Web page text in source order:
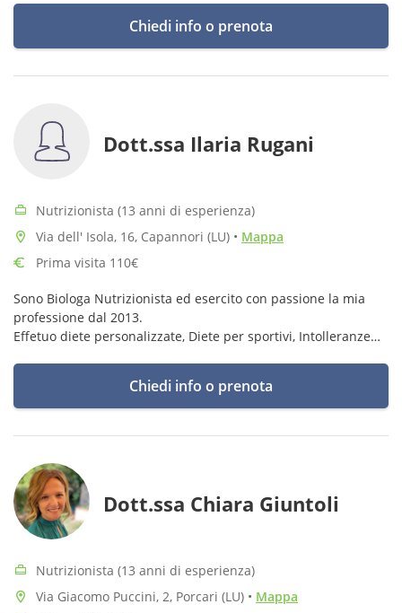
Chiedi info o prenota
Dott.ssa Ilaria Rugani
Nutrizionista (13 anni di esperienza)
Via dell' Isola, 16, Capannori (LU) • Mappa
Prima visita 110€
Sono Biologa Nutrizionista ed esercito con passione la mia
professione dal 2013.
Effetuo diete personalizzate, Diete per sportivi, Intolleranze
Chiedi info o prenota
Dott.ssa Chiara Giuntoli
Nutrizionista (13 anni di esperienza)
Via Giacomo Puccini, 2, Porcari (LU) • Mappa